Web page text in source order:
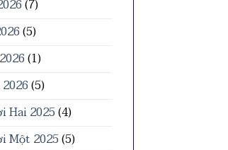
(7)
(5)
(1)
(5)
Hai 2025(4)
Một 2025(5)